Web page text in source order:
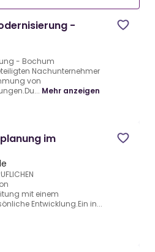
-
- Bochum
Nachunternehmer
von
Mehr anzeigen
im
mit einem
Entwicklung.Ein in...